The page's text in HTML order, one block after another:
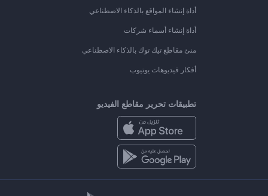
أداة إنشاء المواقع بالذكاء الاصطناعي
أداة إنشاء أسماء شركات
منئ مقاطع تيك توك بالذكاء الاصطناعي
أفكار فيديوهات يوتيوب
تطبيقات تحرير مقاطع الفيديو